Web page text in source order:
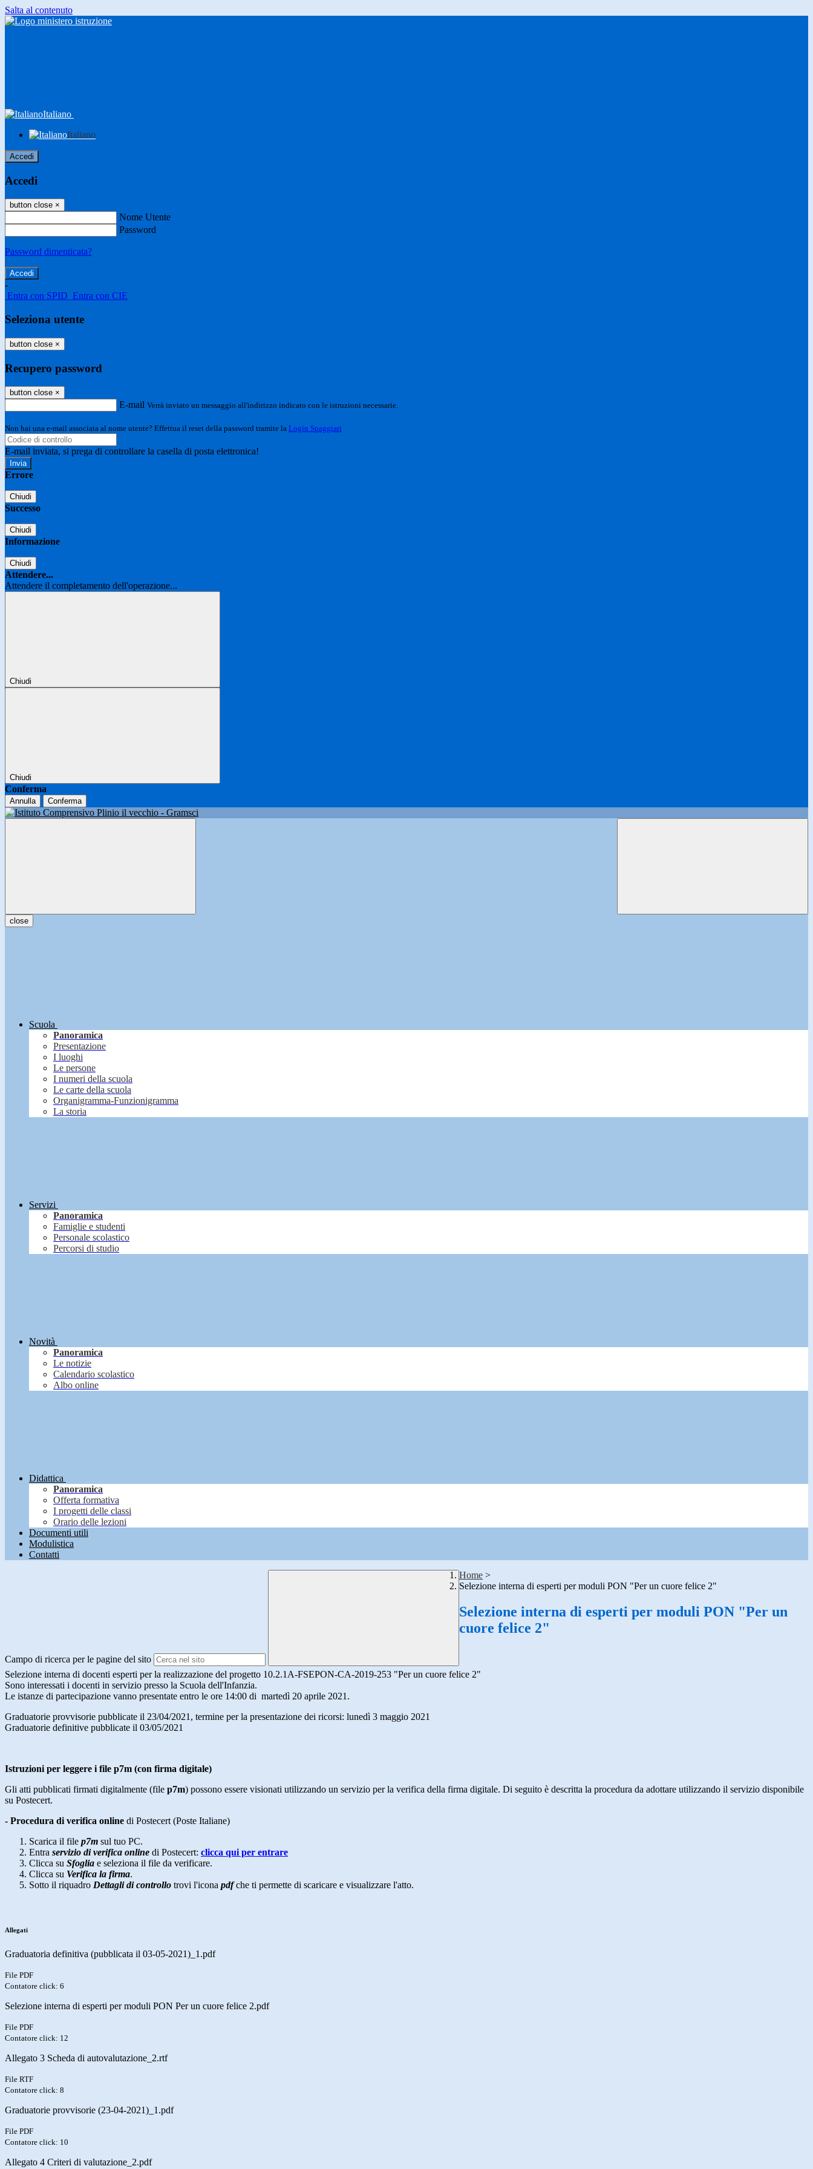
Salta al contenuto
Italiano
Italiano
Accedi
Accedi
button close ×
Nome Utente
Password
Password dimenticata?
-
Entra con SPID Entra con CIE
Seleziona utente
button close ×
Recupero password
button close ×
E-mail Verrà inviato un messaggio all'indirizzo indicato con le istruzioni necessarie.
Non hai una e-mail associata al nome utente? Effettua il reset della password tramite la Login Spaggiari
E-mail inviata, si prega di controllare la casella di posta elettronica!
Errore
Chiudi
Successo
Chiudi
Informazione
Chiudi
Attendere...
Attendere il completamento dell'operazione...
Chiudi
Chiudi
Conferma
Annulla Conferma
close
Scuola
Panoramica
Presentazione
I luoghi
Le persone
I numeri della scuola
Le carte della scuola
Organigramma-Funzionigramma
La storia
Servizi
Panoramica
Famiglie e studenti
Personale scolastico
Percorsi di studio
Novità
Panoramica
Le notizie
Calendario scolastico
Albo online
Didattica
Panoramica
Offerta formativa
I progetti delle classi
Orario delle lezioni
Documenti utili
Modulistica
Contatti
Campo di ricerca per le pagine del sito
Home >
Selezione interna di esperti per moduli PON "Per un cuore felice 2"
Selezione interna di esperti per moduli PON "Per un
cuore felice 2"
Selezione interna di docenti esperti per la realizzazione del progetto 10.2.1A-FSEPON-CA-2019-253 "Per un cuore felice 2"
Sono interessati i docenti in servizio presso la Scuola dell'Infanzia.
Le istanze di partecipazione vanno presentate entro le ore 14:00 di martedì 20 aprile 2021.
Graduatorie provvisorie pubblicate il 23/04/2021, termine per la presentazione dei ricorsi: lunedì 3 maggio 2021
Graduatorie definitive pubblicate il 03/05/2021
Istruzioni per leggere i file p7m (con firma digitale)
Gli atti pubblicati firmati digitalmente (file p7m) possono essere visionati utilizzando un servizio per la verifica della firma digitale. Di seguito è descritta la procedura da adottare utilizzando il servizio disponibile
su Postecert.
- Procedura di verifica online di Postecert (Poste Italiane)
Scarica il file p7m sul tuo PC.
Entra servizio di verifica online di Postecert: clicca qui per entrare
Clicca su Sfoglia e seleziona il file da verificare.
Clicca su Verifica la firma.
Sotto il riquadro Dettagli di controllo trovi l'icona pdf che ti permette di scaricare e visualizzare l'atto.
Allegati
Graduatoria definitiva (pubblicata il 03-05-2021)_1.pdf
File PDF
Contatore click: 6
Selezione interna di esperti per moduli PON Per un cuore felice 2.pdf
File PDF
Contatore click: 12
Allegato 3 Scheda di autovalutazione_2.rtf
File RTF
Contatore click: 8
Graduatorie provvisorie (23-04-2021)_1.pdf
File PDF
Contatore click: 10
Allegato 4 Criteri di valutazione_2.pdf